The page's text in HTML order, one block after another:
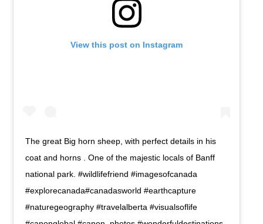
View this post on Instagram
The great Big horn sheep, with perfect details in his
coat and horns . One of the majestic locals of Banff
national park. #wildlifefriend #imagesofcanada
#explorecanada#canadasworld #earthcapture
#naturegeography #travelalberta #visualsoflife